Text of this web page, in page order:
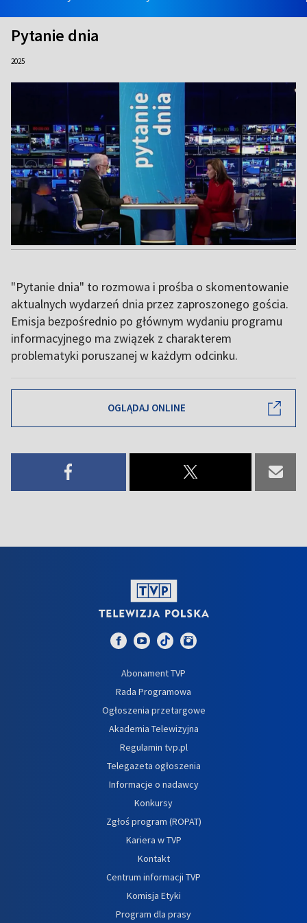
Pytanie dnia
2025
"Pytanie dnia" to rozmowa i prośba o skomentowanie
aktualnych wydarzeń dnia przez zaproszonego gościa.
Emisja bezpośrednio po głównym wydaniu programu
informacyjnego ma związek z charakterem
problematyki poruszanej w każdym odcinku.
OGLĄDAJ ONLINE
Abonament TVP
Rada Programowa
Ogłoszenia przetargowe
Akademia Telewizyjna
Regulamin tvp.pl
Telegazeta ogłoszenia
Informacje o nadawcy
Konkursy
Zgłoś program (ROPAT)
Kariera w TVP
Kontakt
Centrum informacji TVP
Komisja Etyki
Program dla prasy